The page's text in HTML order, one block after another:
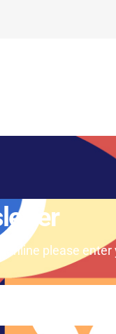
please enter